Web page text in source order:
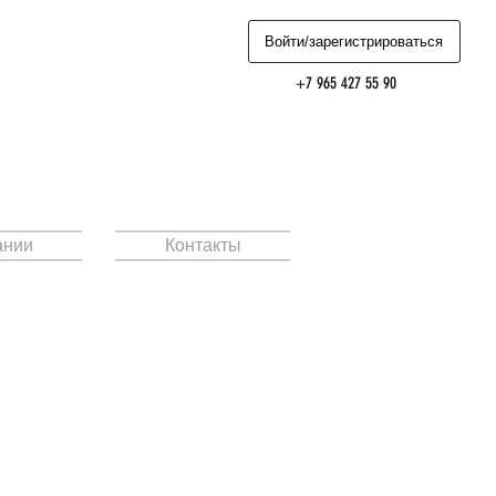
Войти/зарегистрироваться
+7 965 427 55 90
Контакты